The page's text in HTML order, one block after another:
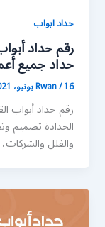
حداد ابواب
حداد جميع
Rwan/16 يونيو، 2021
رقم حداد أبواب
الحدادة تصميم
والفلل